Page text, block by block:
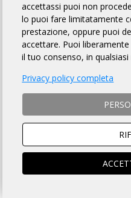
REGOLAMENTO
Art.1 ORGANIZZAZIONE
A.S.D. BICI CLUB OSTUNI
manifestazione "V^
Km 122 di lunghezza, per
come da Regolamento ARI
partecipante di leggere, si
Art. 2 NATURA DELLA
L'evento "V^
accettassi puoi non
lo puoi fare limitatamente
prestazione, oppure puoi
accettare. Puoi
il tuo consenso, in
Privacy policy completa